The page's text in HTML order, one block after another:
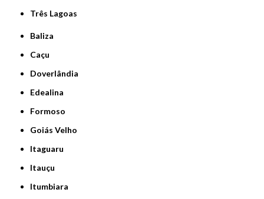
Três Lagoas
Baliza
Caçu
Doverlândia
Edealina
Formoso
Goiás Velho
Itaguaru
Itauçu
Itumbiara